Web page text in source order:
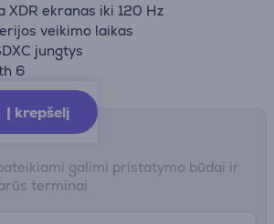
XDR ekranas iki 120 Hz
veikimo laikas
jungtys
6
Į krepšelį
būdai
galimi pristatymo būdai ir
terminai